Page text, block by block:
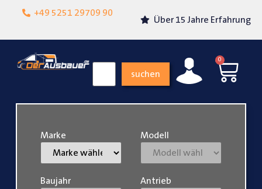
+49 5251 29709 90
Lokalgeschäft in
Über 15 Jahre Erfahrung
suchen
0
Marke Modell
Baujahr Antrieb